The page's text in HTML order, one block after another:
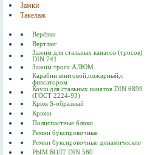
Замки
Такелаж
Верёвки
Вертлюг
Зажим для стальных канатов (тросов)
DIN 741
Зажим троса АЛЮМ.
Карабин винтовой,пожарный,с
фиксатором
Коуш для стальных канатов DIN 6899
(ГОСТ 2224-93)
Крюк S-образный
Крюки
Полиспастные блоки
Ремни буксировочные
Ремни буксировочные динамические
РЫМ БОЛТ DIN 580